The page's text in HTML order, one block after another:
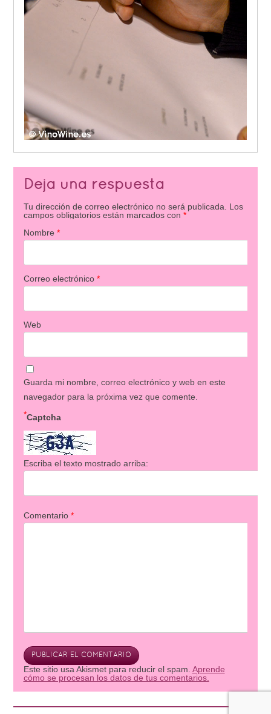
Deja una respuesta
Tu dirección de correo electrónico no será publicada. Los
campos obligatorios están marcados con *
Nombre *
Correo electrónico *
Web
Guarda mi nombre, correo electrónico y web en este
navegador para la próxima vez que comente.
Captcha
*
Escriba el texto mostrado arriba:
Comentario *
Este sitio usa Akismet para reducir el spam. Aprende
cómo se procesan los datos de tus comentarios.